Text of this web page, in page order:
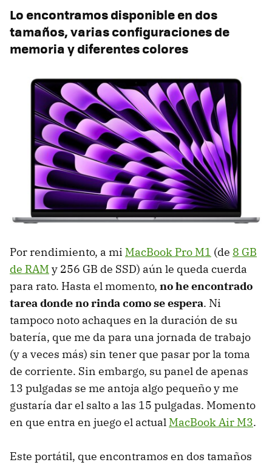
Lo encontramos disponible en dos
tamaños, varias configuraciones de
memoria y diferentes colores
Por rendimiento, a mi MacBook Pro M1 (de 8 GB
de RAM y 256 GB de SSD) aún le queda cuerda
para rato. Hasta el momento, no he encontrado
tarea donde no rinda como se espera. Ni
tampoco noto achaques en la duración de su
batería, que me da para una jornada de trabajo
(y a veces más) sin tener que pasar por la toma
de corriente. Sin embargo, su panel de apenas
13 pulgadas se me antoja algo pequeño y me
gustaría dar el salto a las 15 pulgadas. Momento
en que entra en juego el actual MacBook Air M3.
Este portátil, que encontramos en dos tamaños